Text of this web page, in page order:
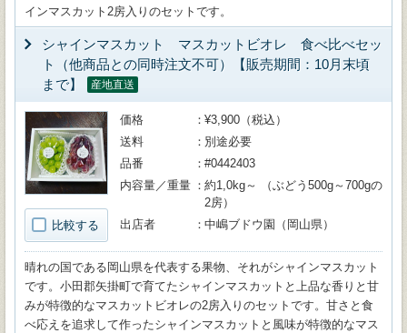
インマスカット2房入りのセットです。
シャインマスカット マスカットビオレ 食べ比べセッ
ト（他商品との同時注文不可）【販売期間：10月末頃
まで】
産地直送
比較する
価格
¥3,900（税込）
送料
別途必要
品番
#0442403
内容量／重量
約1,0kg～ （ぶどう500g～700gの
2房）
出店者
中嶋ブドウ園（岡山県）
晴れの国である岡山県を代表する果物、それがシャインマスカット
です。小田郡矢掛町で育てたシャインマスカットと上品な香りと甘
みが特徴的なマスカットビオレの2房入りのセットです。甘さと食
べ応えを追求して作ったシャインマスカットと風味が特徴的なマス